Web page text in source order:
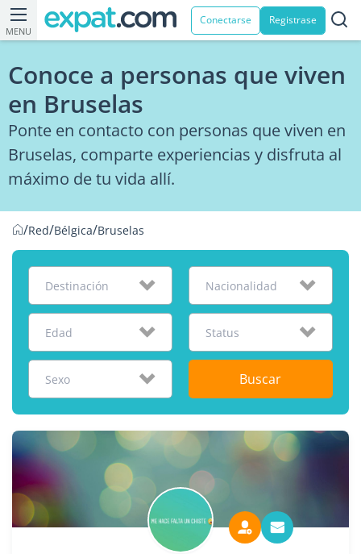
MENU
Conectarse Registrase
Conoce a personas que viven
en Bruselas
Ponte en contacto con personas que viven en
Bruselas, comparte experiencias y disfruta al
máximo de tu vida allí.
/Red/Bélgica/Bruselas
Destinación Nacionalidad
Edad Status
Sexo Buscar